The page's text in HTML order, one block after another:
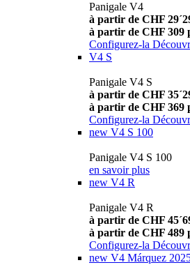
Panigale V4
à partir de CHF
à partir de CHF 309
Configurez-la
V4 S
Panigale V4 S
à partir de CHF
à partir de CHF 369
Configurez-la
new V4 S 100
Panigale V4 S 100
en savoir plus
new V4 R
Panigale V4 R
à partir de CHF
à partir de CHF 489
Configurez-la
new V4 Márquez